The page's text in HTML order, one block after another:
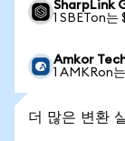
SharpLink
1 SBETon는
Amkor
1 AMKRon
더 많은 변환